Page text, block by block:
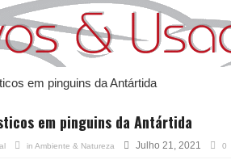
em pinguins da Antártida
in Ambiente & Natureza Julho 21, 2021 0